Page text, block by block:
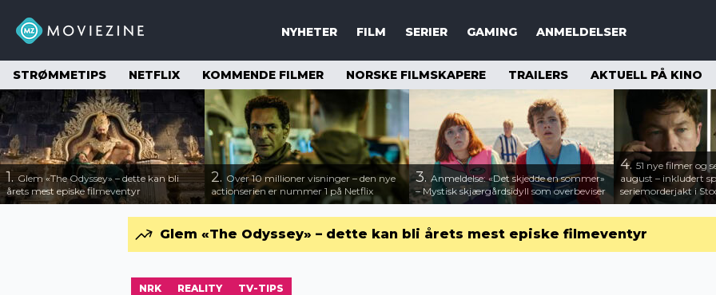
NYHETER FILM SERIER GAMING ANMELDELSER
STRØMMETIPS NETFLIX KOMMENDE FILMER NORSKE FILMSKAPERE TRAILERS AKTUELL PÅ KINO
1. Glem «The Odyssey» – dette kan bli
årets mest episke filmeventyr
2. Over 10 millioner visninger – den nye
actionserien er nummer 1 på Netflix
3. Anmeldelse: «Det skjedde en sommer»
– Mystisk skjærgårdsidyll som overbeviser
4.51 nye filmer og
august – inkludert
seriemorderjakt i
Glem «The Odyssey» – dette kan bli årets mest episke filmeventyr
NRK REALITY TV-TIPS